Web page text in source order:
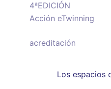
4ªEDICIÓN
Acción eTwinning
acreditación
Los espacios